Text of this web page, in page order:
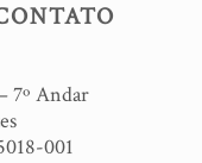
7º Andar
001